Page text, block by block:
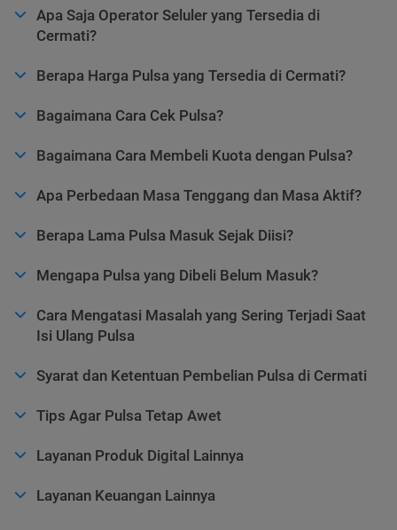
Apa Saja Operator Seluler yang Tersedia di
Cermati?
Berapa Harga Pulsa yang Tersedia di Cermati?
Bagaimana Cara Cek Pulsa?
Bagaimana Cara Membeli Kuota dengan Pulsa?
Apa Perbedaan Masa Tenggang dan Masa Aktif?
Berapa Lama Pulsa Masuk Sejak Diisi?
Mengapa Pulsa yang Dibeli Belum Masuk?
Cara Mengatasi Masalah yang Sering Terjadi Saat
Isi Ulang Pulsa
Syarat dan Ketentuan Pembelian Pulsa di Cermati
Tips Agar Pulsa Tetap Awet
Layanan Produk Digital Lainnya
Layanan Keuangan Lainnya